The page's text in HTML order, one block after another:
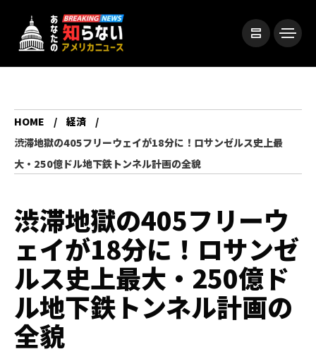
HOME
経済
渋滞地獄の405フリーウェイが18分に！ロサンゼルス史上最
大・250億ドル地下鉄トンネル計画の全貌
渋滞地獄の405フリーウ
ェイが18分に！ロサンゼ
ルス史上最大・250億ド
ル地下鉄トンネル計画の
全貌